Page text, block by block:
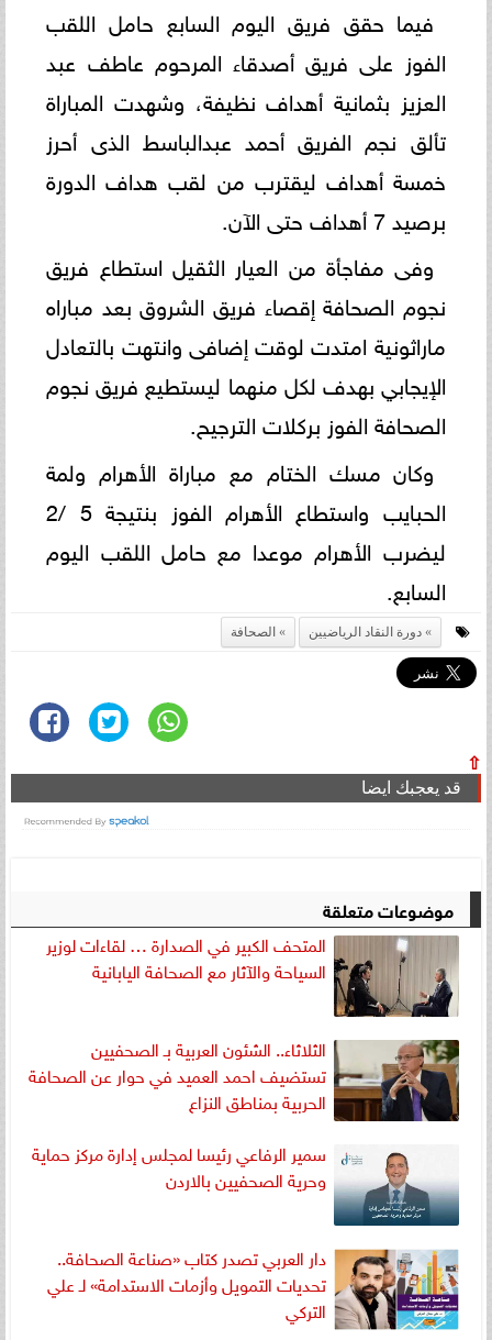
فيما حقق فريق اليوم السابع حامل اللقب
الفوز على فريق أصدقاء المرحوم عاطف عبد
العزيز بثمانية أهداف نظيفة، وشهدت المباراة
تألق نجم الفريق أحمد عبدالباسط الذى أحرز
خمسة أهداف ليقترب من لقب هداف الدورة
برصيد 7 أهداف حتى الآن.
وفى مفاجأة من العيار الثقيل استطاع فريق
نجوم الصحافة إقصاء فريق الشروق بعد مباراه
ماراثونية امتدت لوقت إضافى وانتهت بالتعادل
الإيجابي بهدف لكل منهما ليستطيع فريق نجوم
الصحافة الفوز بركلات الترجيح.
وكان مسك الختام مع مباراة الأهرام ولمة
الحبايب واستطاع الأهرام الفوز بنتيجة 5 /2
ليضرب الأهرام موعدا مع حامل اللقب اليوم
السابع.
دورة النقاد الرياضيين الصحافة
⇧
قد يعجبك ايضا
موضوعات متعلقة
المتحف الكبير في الصدارة … لقاءات لوزير
السياحة والآثار مع الصحافة اليابانية
الثلاثاء.. الشئون العربية بـ الصحفيين
تستضيف احمد العميد في حوار عن الصحافة
الحربية بمناطق النزاع
سمير الرفاعي رئيسا لمجلس إدارة مركز حماية
وحرية الصحفيين بالاردن
دار العربي تصدر كتاب «صناعة الصحافة..
تحديات التمويل وأزمات الاستدامة» لـ علي
التركي